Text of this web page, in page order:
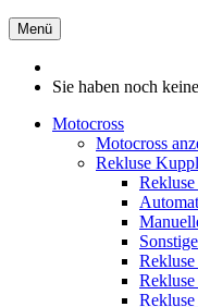
Menü
Sie haben noch
Motocross
Motocross
Rekluse